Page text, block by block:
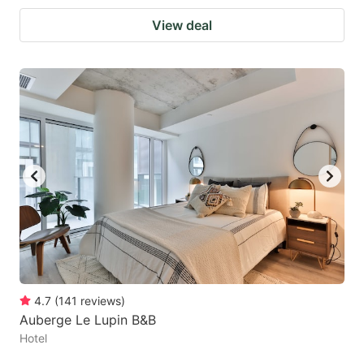
View deal
4.7 (141 reviews)
Auberge Le Lupin B&B
Hotel